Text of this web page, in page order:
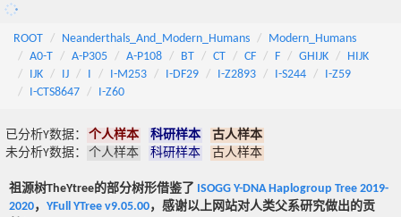
ROOT Neanderthals_And_Modern_Humans
Modern_Humans
A0-T
A-P305 A-P108 BT CT CF F GHIJK
HIJK
IJK
IJ I I-M253 I-DF29 I-Z2893 I-S244
I-Z59
I-CTS8647
I-Z60
已分析Y数据： 个人样本 科研样本
古人样本
未分析Y数据：
个人样本 科研样本 古人样本
祖源树TheYtree的部分树形借鉴了 ISOGG Y-DNA Haplogroup Tree 2019-
2020， YFull YTree v9.05.00，感谢以上网站对人类父系研究做出的贡